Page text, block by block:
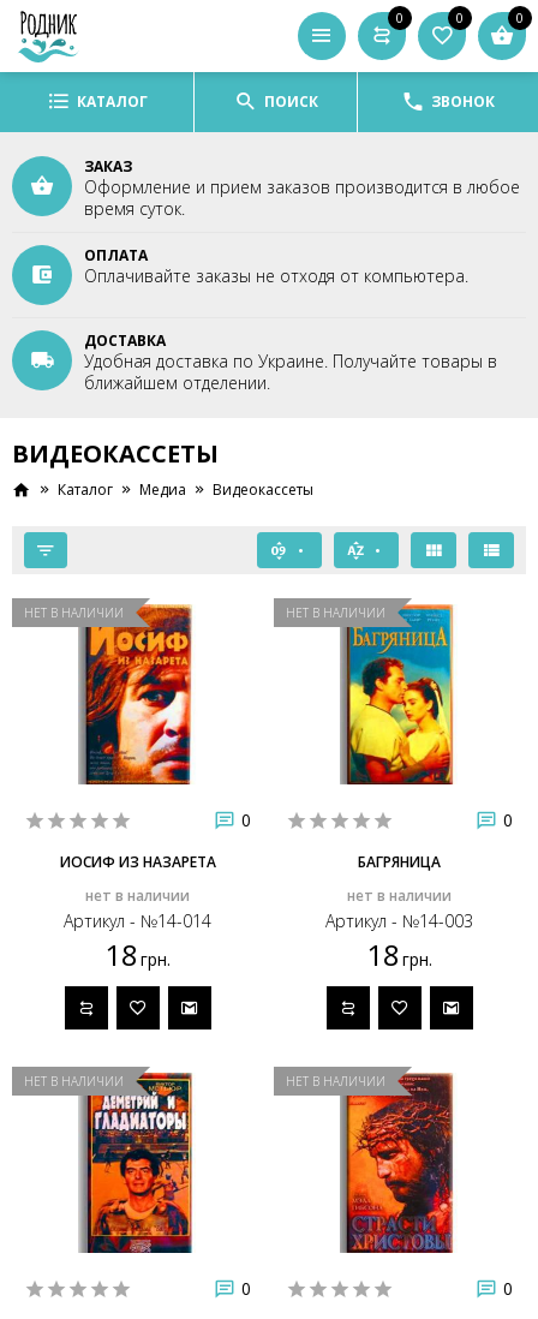
0 0 0
КАТАЛОГ ПОИСК ЗВОНОК
ЗАКАЗ
Оформление и прием заказов производится в любое
время суток.
ОПЛАТА
Оплачивайте заказы не отходя от компьютера.
ДОСТАВКА
Удобная доставка по Украине. Получайте товары в
ближайшем отделении.
ВИДЕОКАССЕТЫ
Каталог Медиа Видеокассеты
НЕТ В НАЛИЧИИ
0
ИОСИФ ИЗ НАЗАРЕТА
нет в наличии
Артикул - №14-014
18 грн.
НЕТ В НАЛИЧИИ
0
БАГРЯНИЦА
нет в наличии
Артикул - №14-003
18 грн.
НЕТ В НАЛИЧИИ
0
НЕТ В НАЛИЧИИ
0